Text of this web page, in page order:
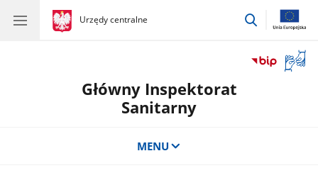
gov.pl
Urzędy centralne
gov.pl
Urzędy
przejdź
okno
Główny Inspektorat
Sanitarny
MENU